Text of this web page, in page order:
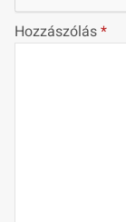
Hozzászólás*